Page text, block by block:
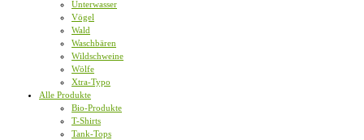
Unterwasser
Vögel
Wald
Waschbären
Wildschweine
Wölfe
Xtra-Typo
Alle Produkte
Bio-Produkte
T-Shirts
Tank-Tops